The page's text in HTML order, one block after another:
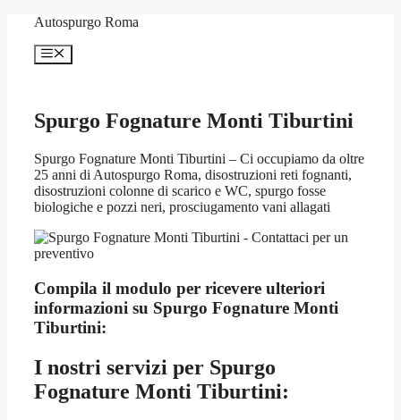
contenuto
Autospurgo Roma
Menu
Spurgo Fognature Monti Tiburtini
Spurgo Fognature Monti Tiburtini – Ci occupiamo da oltre
25 anni di Autospurgo Roma, disostruzioni reti fognanti,
disostruzioni colonne di scarico e WC, spurgo fosse
biologiche e pozzi neri, prosciugamento vani allagati
Compila il modulo per ricevere ulteriori
informazioni su Spurgo Fognature Monti
Tiburtini:
I nostri servizi per Spurgo
Fognature Monti Tiburtini: